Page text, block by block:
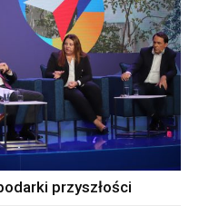
przyszłości